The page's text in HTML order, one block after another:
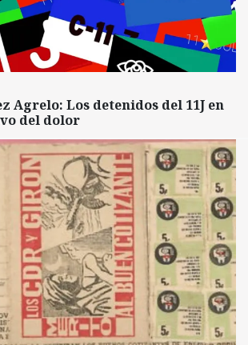
Agrelo: Los detenidos del 11J en
del dolor